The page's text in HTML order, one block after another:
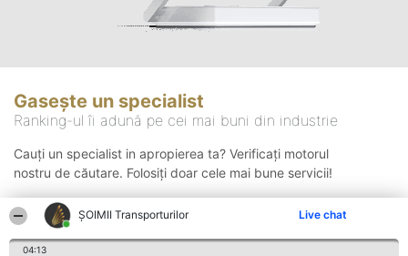
ȘOIMII Transporturilor Live chat
04:13
Gasește un specialist
Ranking-ul îi adună pe cei mai buni din industrie
Cauți un specialist in apropierea ta? Verificați motorul
nostru de căutare. Folosiți doar cele mai bune servicii!